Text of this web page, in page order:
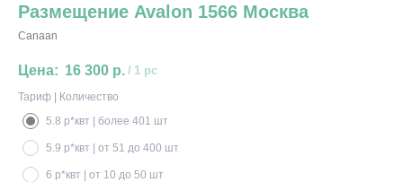
Размещение Avalon 1566 Москва
Canaan
16 300 р. / 1 pc
Тариф | Количество
5.8 р*квт | более 401 шт
5.9 р*квт | от 51 до 400 шт
6 р*квт | от 10 до 50 шт